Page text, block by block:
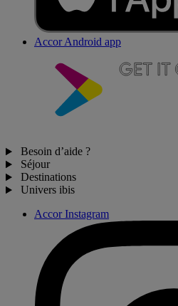
Accor Android app
Besoin d’aide ?
Séjour
Destinations
Univers ibis
Accor Instagram